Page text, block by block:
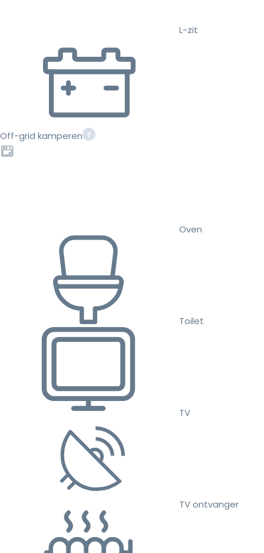
L-zit
Off-grid kamperen
Oven
Toilet
TV
TV ontvanger